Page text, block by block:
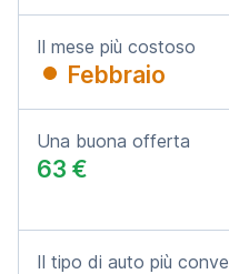
Il mese più costoso
Febbraio
Una buona offerta
63 €
Il tipo di auto più